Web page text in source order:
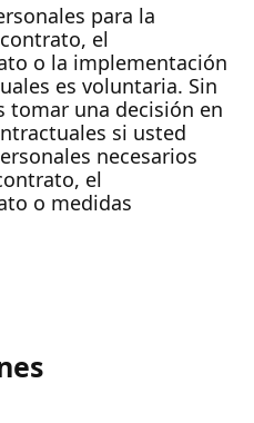
para la
el
o la implementación
es voluntaria. Sin
tomar una decisión en
si usted
necesarios
el
o medidas